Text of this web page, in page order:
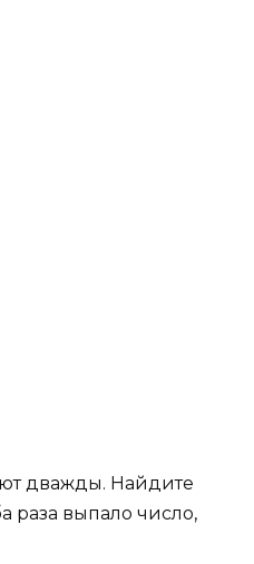
дважды. Найдите
раза выпало число,